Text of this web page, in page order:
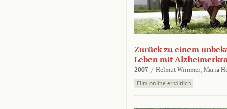
Zurück zu einem
Leben mit
2007 / Helmut Wimmer, Maria
Film online erhältlich